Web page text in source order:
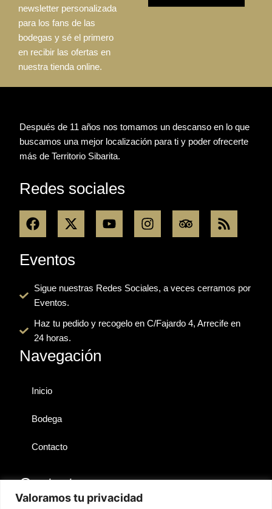
Valoramos tu privacidad
newsletter personalizada
para los fans de las
bodegas y sé el primero
en recibir las ofertas en
nuestra tienda online.
Después de 11 años nos tomamos un descanso en lo que
buscamos una mejor localización para ti y poder ofrecerte
más de Territorio Sibarita.
Redes sociales
F
a
e
b
o
o
k
X
-
w
i
t
t
r
Y
o
b
e
I
n
g
r
m
T
r
d
v
s
R
s
Eventos
Sigue nuestras Redes Sociales, a veces cerramos por
Eventos.
Haz tu pedido y recogelo en C/Fajardo 4, Arrecife en
24 horas.
Navegación
Inicio
Bodega
Contacto
Contactos